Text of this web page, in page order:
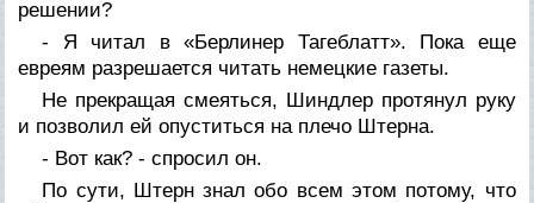
решении?
- Я читал в «Берлинер Тагеблатт». Пока еще
евреям разрешается читать немецкие газеты.
Не прекращая смеяться, Шиндлер протянул руку
и позволил ей опуститься на плечо Штерна.
- Вот как? - спросил он.
По сути, Штерн знал обо всем этом потому, что